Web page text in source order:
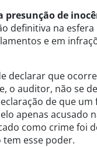
de
definitiva na esfera
e em
declarar que
o auditor, não se
de que
apenas acusado
como crime foi
esse poder.